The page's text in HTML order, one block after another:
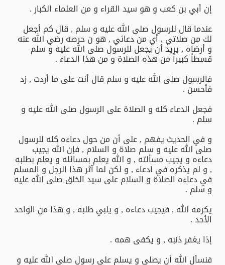
إن أبي بن كعب و هو سيد القراء و من العلماء الكبار .
عندما قال للرسول صلى الله عليه و سلم , قال كم أجعل
لك من صلاتي , أي من دعائي , هو ن حرصه رضي الله عنه
و أرضاه , يريد أن يجعل للرسول صلى الله عليه و سلم
قسطاً كبيراً من هذه الصلاة و من هذا الدعاء .
فالرسول صلى الله عليه و سلم قال أنت على ما أردت , زد
فأحسن .
فجعل الدعاء كله و الصلاة على الرسول صلى الله عليه و
سلم .
و في الحديث يفهم , على أن من حول دعاءه كله للرسول
صلى الله عليه و سلم صلاة و السلام , فإن الله يجيب
دعاءه و يجيب مسألته , و الله يعلم بمسائله و يعلم بطلبه
, و لم يذكره في ادعاء , و لكن لما آثر هذا الرجل و المسلم
في دعاءه الصلاة و السلام على سيد الخلق صلى الله عليه
و سلم .
يكرمه الله , فيجيب دعاءه , و يلبي طلبه , و هذا من الواحد
الأحد .
إذا يغفر ذنبه , و يكفى همه .
فنسأل الله أن يصلي و يسلم على رسول صلى الله عليه و